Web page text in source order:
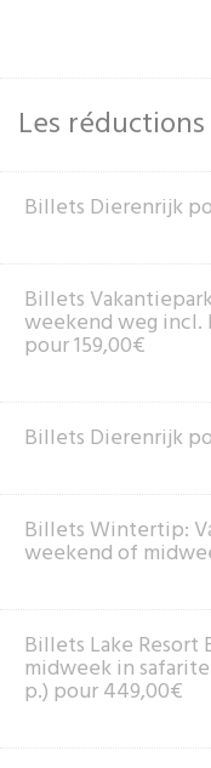
Les
Billets Dierenrijk
Billets
weekend weg incl.
pour 159,00€
Billets Dierenrijk
Billets Wintertip:
weekend of
Billets Lake Resort
midweek in
p.) pour 449,00€